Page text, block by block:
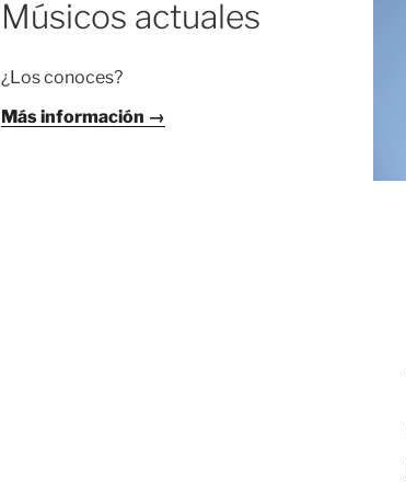
Músicos actuales
¿Los conoces?
Más información →